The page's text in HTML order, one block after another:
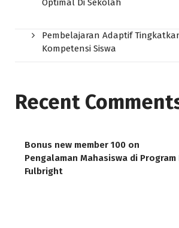
Optimal Di Sekolah
Pembelajaran Adaptif
Kompetensi Siswa
Recent
Bonus new member 100 on
Pengalaman Mahasiswa di Program
Fulbright